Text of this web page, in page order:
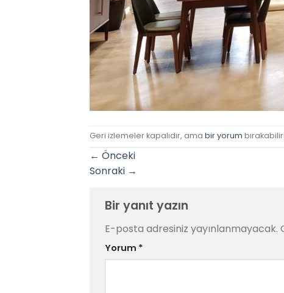
Geri izlemeler kapalıdır, ama bir yorum
← Önceki
Sonraki →
Bir yanıt yazın
E-posta adresiniz yayınlanmayacak.
Yorum *